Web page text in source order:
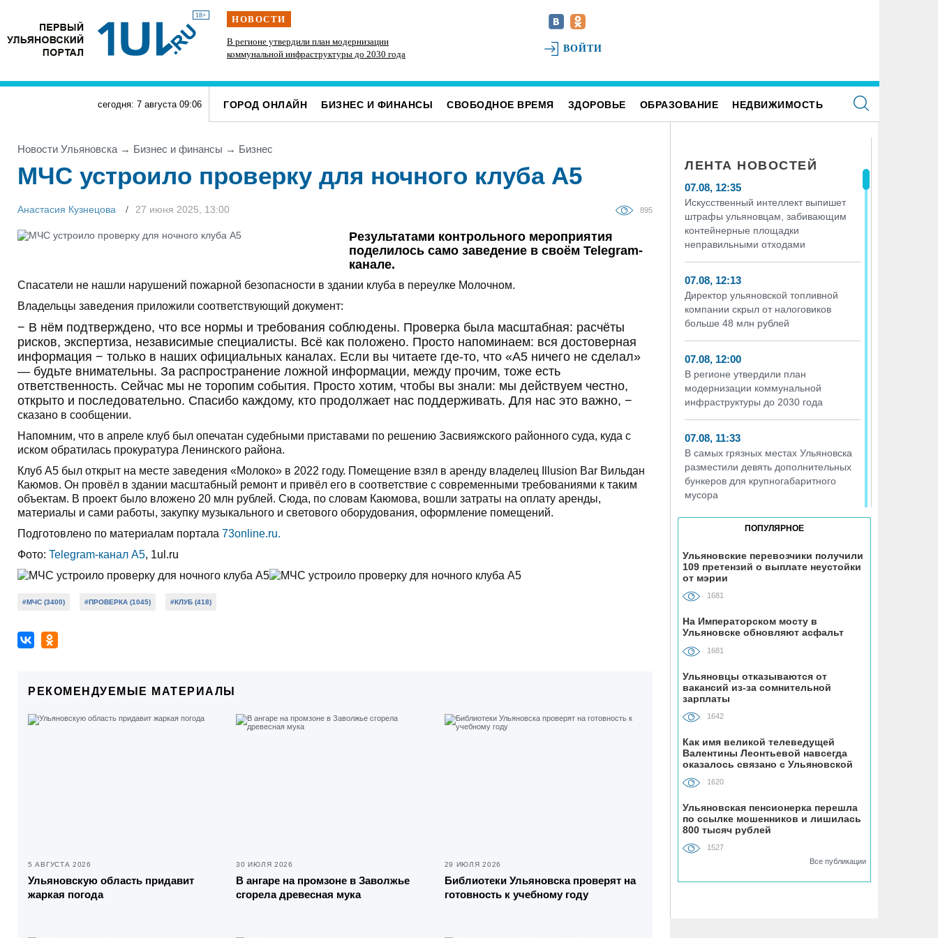
18+ НОВОСТИ
Искусственный интеллект выпишет штрафы
ульяновцам, забивающим контейнерные
В регионе утвердили план модернизации
коммунальной инфраструктуры до 2030 года
В самых грязных местах Ульяновска разместили
девять дополнительных бункеров для
ВОЙТИ
сегодня: 7 августа 09:06 ГОРОД ОНЛАЙН БИЗНЕС И ФИНАНСЫ СВОБОДНОЕ ВРЕМЯ ЗДОРОВЬЕ ОБРАЗОВАНИЕ НЕДВИЖИМОСТЬ
Новости Ульяновска → Бизнес и финансы → Бизнес
МЧС устроило проверку для ночного клуба А5
Анастасия Кузнецова 27 июня 2025, 13:00 895
Результатами контрольного мероприятия
поделилось само заведение в своём Telegram-
канале.
Спасатели не нашли нарушений пожарной безопасности в здании клуба в переулке Молочном.
Владельцы заведения приложили соответствующий документ:
− В нём подтверждено, что все нормы и требования соблюдены. Проверка была масштабная: расчёты
рисков, экспертиза, независимые специалисты. Всё как положено. Просто напоминаем: вся достоверная
информация − только в наших официальных каналах. Если вы читаете где-то, что «А5 ничего не сделал»
— будьте внимательны. За распространение ложной информации, между прочим, тоже есть
ответственность. Сейчас мы не торопим события. Просто хотим, чтобы вы знали: мы действуем честно,
открыто и последовательно. Спасибо каждому, кто продолжает нас поддерживать. Для нас это важно, −
сказано в сообщении.
Напомним, что в апреле клуб был опечатан судебными приставами по решению Засвияжского районного суда, куда с
иском обратилась прокуратура Ленинского района.
Клуб А5 был открыт на месте заведения «Молоко» в 2022 году. Помещение взял в аренду владелец Illusion Bar Вильдан
Каюмов. Он провёл в здании масштабный ремонт и привёл его в соответствие с современными требованиями к таким
объектам. В проект было вложено 20 млн рублей. Сюда, по словам Каюмова, вошли затраты на оплату аренды,
материалы и сами работы, закупку музыкального и светового оборудования, оформление помещений.
Подготовлено по материалам портала 73online.ru.
Фото: Telegram-канал А5, 1ul.ru
#МЧС (3400) #ПРОВЕРКА (1045) #КЛУБ (418)
РЕКОМЕНДУЕМЫЕ МАТЕРИАЛЫ
5 АВГУСТА 2026
Ульяновскую область придавит
жаркая погода
30 ИЮЛЯ 2026
В ангаре на промзоне в Заволжье
сгорела древесная мука
29 ИЮЛЯ 2026
Библиотеки Ульяновска проверят на
готовность к учебному году
ЛЕНТА НОВОСТЕЙ
07.08, 12:35
Искусственный интеллект выпишет
штрафы ульяновцам, забивающим
контейнерные площадки
неправильными отходами
07.08, 12:13
Директор ульяновской топливной
компании скрыл от налоговиков
больше 48 млн рублей
07.08, 12:00
В регионе утвердили план
модернизации коммунальной
инфраструктуры до 2030 года
07.08, 11:33
В самых грязных местах Ульяновска
разместили девять дополнительных
бункеров для крупногабаритного
мусора
прогнозируют приток воды на 53%
больше нормы
Ульяновским предпенсионерам
полагается набор льгот
07.08, 10:38
Мать двоих детей из Ульяновска
наделала долгов на полмиллиона
рублей за услуги ЖКХ и штрафы от
07.08, 09:49
В Ульяновской области приняли
Калининградской области
07.08, 09:37
ПОПУЛЯРНОЕ
Ульяновские перевозчики получили
109 претензий о выплате неустойки
от мэрии
1681
На Императорском мосту в
Ульяновске обновляют асфальт
1681
Ульяновцы отказываются от
вакансий из-за сомнительной
зарплаты
1642
Как имя великой телеведущей
Валентины Леонтьевой навсегда
оказалось связано с Ульяновской
областью
1620
Ульяновская пенсионерка перешла
по ссылке мошенников и лишилась
800 тысяч рублей
1527
Все публикации